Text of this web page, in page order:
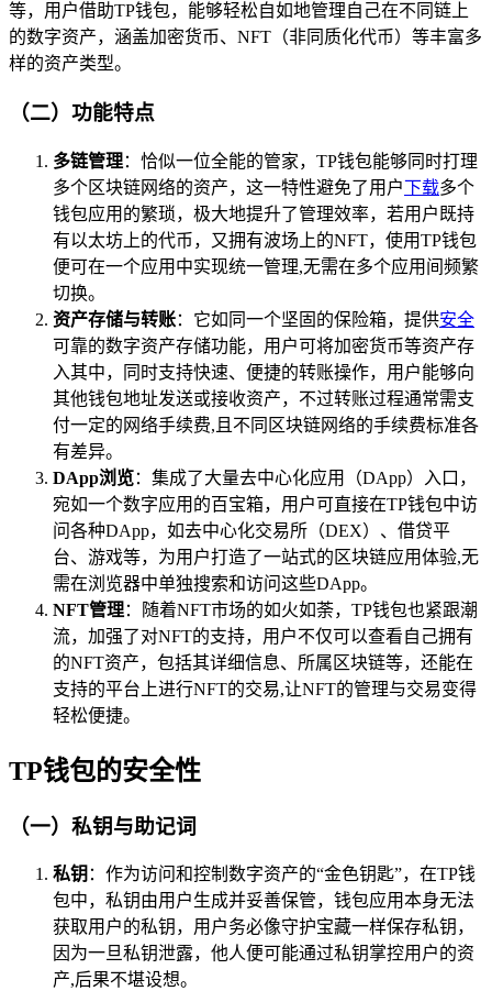
等，用户借助TP钱包，能够轻松自如地管理自己在不同链上
的数字资产，涵盖加密货币、NFT（非同质化代币）等丰富多
样的资产类型。
（二）功能特点
多链管理：恰似一位全能的管家，TP钱包能够同时打理
多个区块链网络的资产，这一特性避免了用户下载多个
钱包应用的繁琐，极大地提升了管理效率，若用户既持
有以太坊上的代币，又拥有波场上的NFT，使用TP钱包
便可在一个应用中实现统一管理,无需在多个应用间频繁
切换。
资产存储与转账：它如同一个坚固的保险箱，提供安全
可靠的数字资产存储功能，用户可将加密货币等资产存
入其中，同时支持快速、便捷的转账操作，用户能够向
其他钱包地址发送或接收资产，不过转账过程通常需支
付一定的网络手续费,且不同区块链网络的手续费标准各
有差异。
DApp浏览：集成了大量去中心化应用（DApp）入口，
宛如一个数字应用的百宝箱，用户可直接在TP钱包中访
问各种DApp，如去中心化交易所（DEX）、借贷平
台、游戏等，为用户打造了一站式的区块链应用体验,无
需在浏览器中单独搜索和访问这些DApp。
NFT管理：随着NFT市场的如火如荼，TP钱包也紧跟潮
流，加强了对NFT的支持，用户不仅可以查看自己拥有
的NFT资产，包括其详细信息、所属区块链等，还能在
支持的平台上进行NFT的交易,让NFT的管理与交易变得
轻松便捷。
TP钱包的安全性
（一）私钥与助记词
私钥 ：作为访问和控制数字资产的“金色钥匙”，在TP钱
包中，私钥由用户生成并妥善保管，钱包应用本身无法
获取用户的私钥，用户务必像守护宝藏一样保存私钥，
因为一旦私钥泄露，他人便可能通过私钥掌控用户的资
产,后果不堪设想。